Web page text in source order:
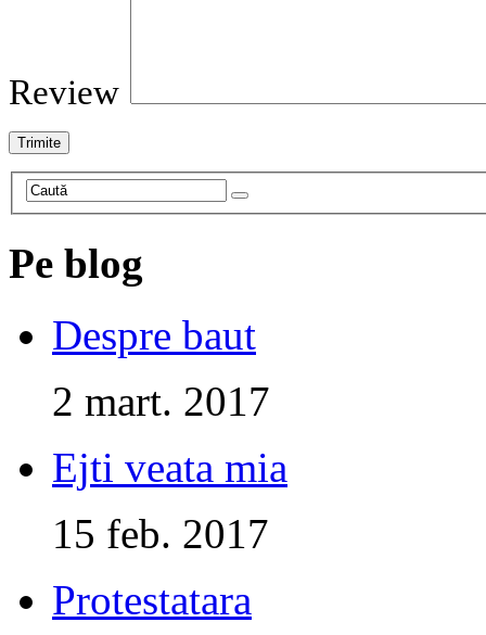
Review
Pe blog
Despre baut
2 mart. 2017
Ejti veata mia
15 feb. 2017
Protestatara